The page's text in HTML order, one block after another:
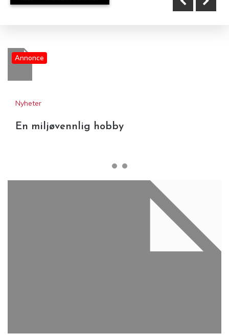
Annonce
Nyheter
En miljøvennlig hobby